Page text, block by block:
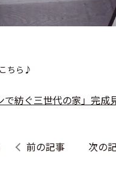
ちら♪
で紡ぐ三世代の家」完成
前の記事 次の